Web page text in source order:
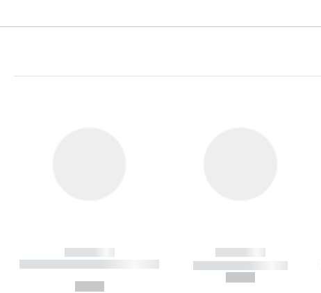
------------
----------- ----------- ----------
------------
----------- -----------